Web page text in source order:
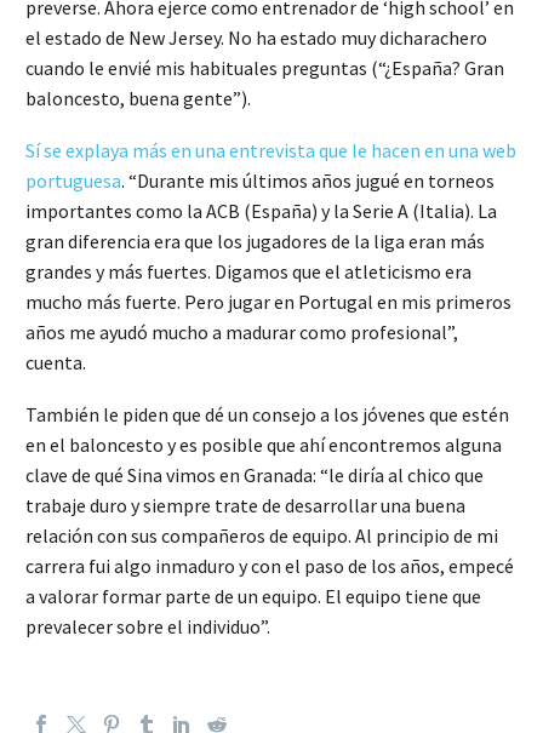
preverse. Ahora ejerce como entrenador de ‘high school’ en
el estado de New Jersey. No ha estado muy dicharachero
cuando le envié mis habituales preguntas (“¿España? Gran
baloncesto, buena gente”).
Sí se explaya más en una entrevista que le hacen en una web
portuguesa. “Durante mis últimos años jugué en torneos
importantes como la ACB (España) y la Serie A (Italia). La
gran diferencia era que los jugadores de la liga eran más
grandes y más fuertes. Digamos que el atleticismo era
mucho más fuerte. Pero jugar en Portugal en mis primeros
años me ayudó mucho a madurar como profesional”,
cuenta.
También le piden que dé un consejo a los jóvenes que estén
en el baloncesto y es posible que ahí encontremos alguna
clave de qué Sina vimos en Granada: “le diría al chico que
trabaje duro y siempre trate de desarrollar una buena
relación con sus compañeros de equipo. Al principio de mi
carrera fui algo inmaduro y con el paso de los años, empecé
a valorar formar parte de un equipo. El equipo tiene que
prevalecer sobre el individuo”.